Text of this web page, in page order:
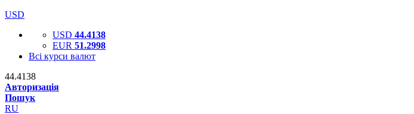
USD
USD 44.4138
EUR 51.2998
Всі курси валют
44.4138
Авторизація
Пошук
RU